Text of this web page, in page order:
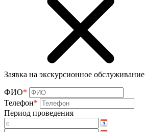
Заявка на экскурсионное обслуживание
ФИО*
Телефон*
Период проведения